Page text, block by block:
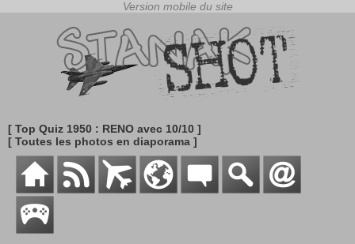
[ Top Quiz 1950 : RENO avec 10/10 ]
[ Toutes les photos en diaporama ]